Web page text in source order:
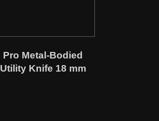
Pro Metal-Bodied
Utility Knife 18 mm